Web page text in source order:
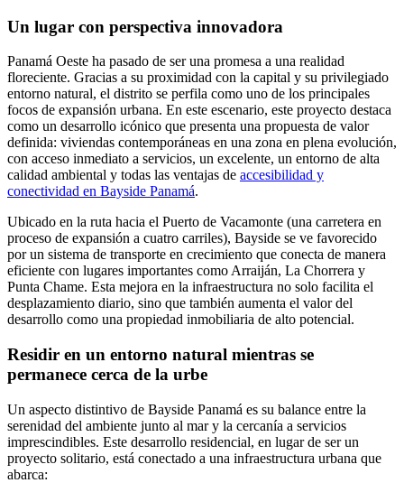
Un lugar con perspectiva innovadora
Panamá Oeste ha pasado de ser una promesa a una realidad
floreciente. Gracias a su proximidad con la capital y su privilegiado
entorno natural, el distrito se perfila como uno de los principales
focos de expansión urbana. En este escenario, este proyecto destaca
como un desarrollo icónico que presenta una propuesta de valor
definida: viviendas contemporáneas en una zona en plena evolución,
con acceso inmediato a servicios, un excelente, un entorno de alta
calidad ambiental y todas las ventajas de accesibilidad y
conectividad en Bayside Panamá.
Ubicado en la ruta hacia el Puerto de Vacamonte (una carretera en
proceso de expansión a cuatro carriles), Bayside se ve favorecido
por un sistema de transporte en crecimiento que conecta de manera
eficiente con lugares importantes como Arraiján, La Chorrera y
Punta Chame. Esta mejora en la infraestructura no solo facilita el
desplazamiento diario, sino que también aumenta el valor del
desarrollo como una propiedad inmobiliaria de alto potencial.
Residir en un entorno natural mientras se
permanece cerca de la urbe
Un aspecto distintivo de Bayside Panamá es su balance entre la
serenidad del ambiente junto al mar y la cercanía a servicios
imprescindibles. Este desarrollo residencial, en lugar de ser un
proyecto solitario, está conectado a una infraestructura urbana que
abarca: